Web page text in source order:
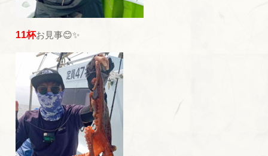
11杯お見事😊✨